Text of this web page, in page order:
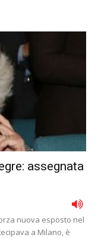
assegnata
nuova esposto nel
a Milano, è